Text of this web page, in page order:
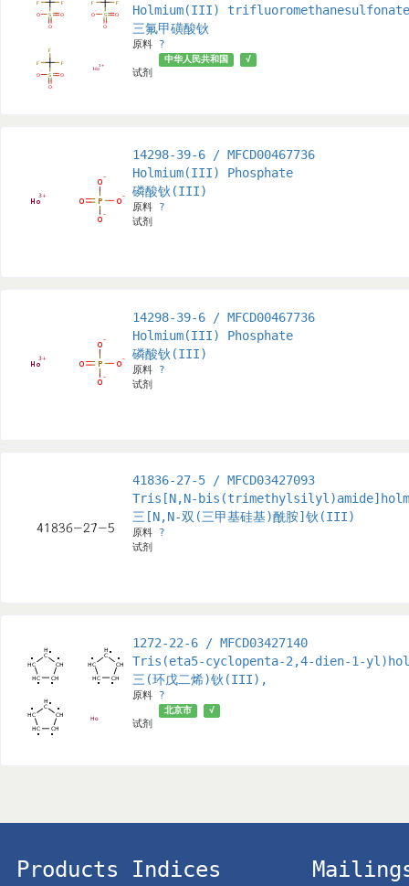
Holmium(III) trifluoromethanesulfonate
三氟甲磺酸钬
原料 ?
试剂
中华人民共和国 √
14298-39-6 / MFCD00467736
Holmium(III) Phosphate
磷酸钬(III)
原料 ?
试剂
14298-39-6 / MFCD00467736
Holmium(III) Phosphate
磷酸钬(III)
原料 ?
试剂
41836-27-5 / MFCD03427093
Tris[N,N-
三[N,N-双(三甲基硅基)酰胺]钬(III)
原料 ?
试剂
1272-22-6 / MFCD03427140
Tris(eta5-cyclopenta-2,4-dien-1-
三(环戊二烯)钬(III),
原料 ?
试剂
北京市 √
Products Indices